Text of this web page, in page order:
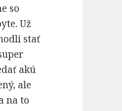
so
Už
stať
akú
ale
na to